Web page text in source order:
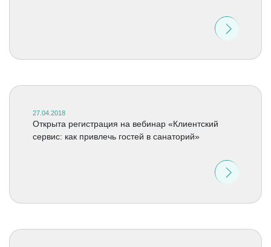
27.04.2018
Открыта регистрация на вебинар «Клиентский
сервис: как привлечь гостей в санаторий»